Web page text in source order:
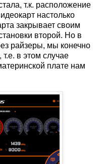
т.к. расположение
настолько
закрывает своим
второй. Но в
райзеры, мы конечно
в этом случае
плате нам